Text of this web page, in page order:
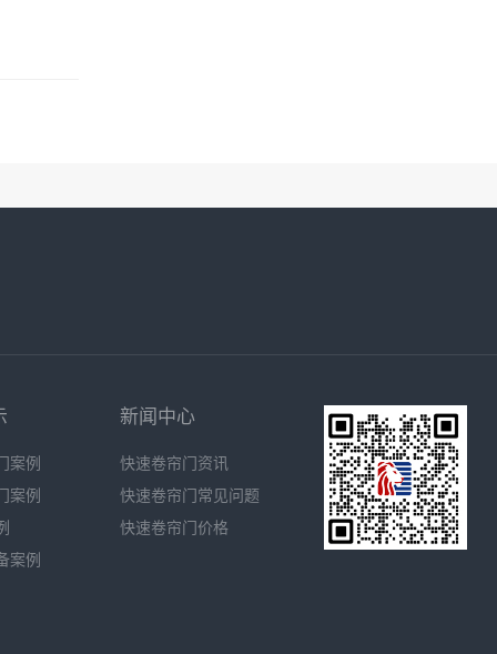
案例
案例
案例
新闻中心
快速卷帘门资讯
快速卷帘门常见问题
快速卷帘门价格